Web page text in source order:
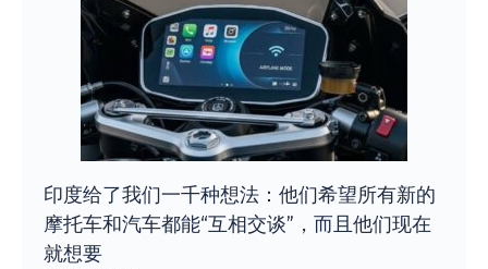
印度给了我们一千种想法：他们希望所有新的
摩托车和汽车都能“互相交谈”，而且他们现在
就想要